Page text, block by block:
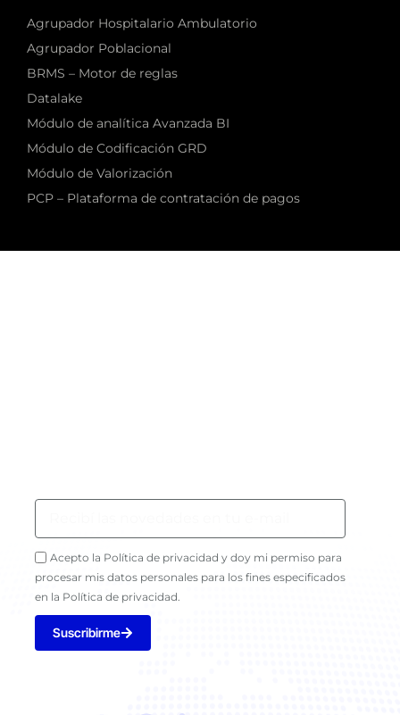
Agrupador Hospitalario Ambulatorio
Agrupador Poblacional
BRMS – Motor de reglas
Datalake
Módulo de analítica Avanzada BI
Módulo de Codificación GRD
Módulo de Valorización
PCP – Plataforma de contratación de pagos
Acepto la Política de privacidad y doy mi permiso para
procesar mis datos personales para los fines especificados
en la Política de privacidad.
Suscribirme